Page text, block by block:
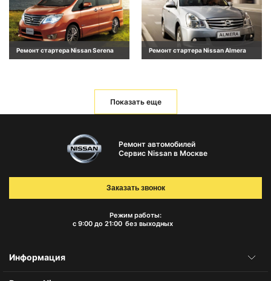
Ремонт стартера Nissan Serena Ремонт стартера Nissan Almera
Показать еще
Ремонт автомобилей
Сервис Nissan в Москве
Режим работы:
с 9:00 до 21:00 без выходных
Заказать звонок
Информация